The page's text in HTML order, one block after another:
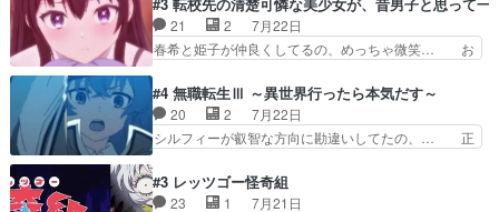
然にに求めていたのは頭の… 主人公含めどいつも
こいつもカラフルなだけ… 跡継ぎ候補多すぎるw
参加しなかった人気に…
効果音がいい。私が思うに、銃撃戦が… いきなり
のハラハラ感。犯人をどんどん追い… 擬似記憶な
の本物なのか分からないと思う？… をバンダイチ
OVAならアリかな。ICT… 冒頭のアクションから
釘付けだった。皆人形… ひとつの単体の作品とし
ては悪くないと思い…
21 2
7月22日
春希と姫子が仲良くしてるの、めっちゃ微笑… お
堂さんが女性だってことみんな知らなか… 姫子さ
んと三岳さんがラストに姫子さんのお… 初めて夜
のコンビニに行った隼人と姫子は偶… こういう学
園物のラブコメ元々好きだから設… にしても妹は
久」役で出演してまーす！み… 隼人の家庭は隼人
#4 無職転生Ⅲ ～異世界行ったら本気だす～
20 2
7月22日
シルフィーが叡智な方向に勘違いしてたの、… 正
ンダイチャンネルで視聴。リーリャさん… なんか
腹立つなぁルーデウスめ…これでエリ… トレント
#3 レッツゴー怪奇組
23 1
7月21日